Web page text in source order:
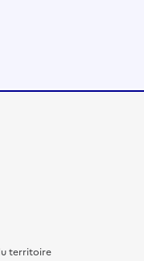
territoire